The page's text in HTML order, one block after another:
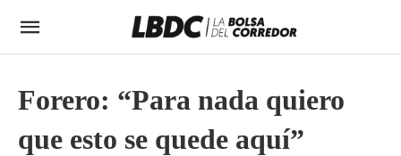
Forero: “Para nada quiero
que esto se quede aquí”